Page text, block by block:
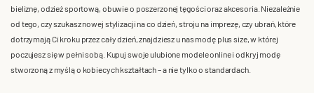
bieliznę, odzież sportową, obuwie o poszerzonej tęgości oraz akcesoria. Niezależnie
od tego, czy szukasz nowej stylizacji na co dzień, stroju na imprezę, czy ubrań, które
dotrzymają Ci kroku przez cały dzień, znajdziesz u nas modę plus size, w której
poczujesz się w pełni sobą. Kupuj swoje ulubione modele online i odkryj modę
stworzoną z myślą o kobiecych kształtach – a nie tylko o standardach.